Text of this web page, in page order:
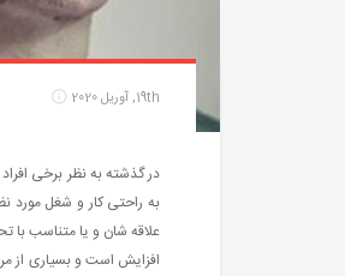
19th, آوریل 2020
در گذشته به نظر برخی
به راحتی کار و شغل مورد
علاقه شان و یا متناسب با
افزایش است و بسیاری از